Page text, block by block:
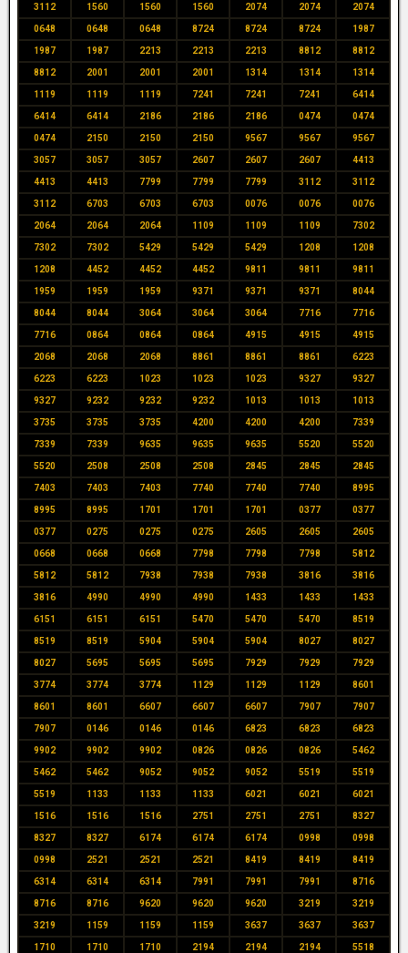
3112 1560 1560 1560 2074 2074 2074
0648 0648 0648 8724 8724 8724 1987
1987 1987 2213 2213 2213 8812 8812
8812 2001 2001 2001 1314 1314 1314
1119 1119 1119 7241 7241 7241 6414
6414 6414 2186 2186 2186 0474 0474
0474 2150 2150 2150 9567 9567 9567
3057 3057 3057 2607 2607 2607 4413
4413 4413 7799 7799 7799 3112 3112
3112 6703 6703 6703 0076 0076 0076
2064 2064 2064 1109 1109 1109 7302
7302 7302 5429 5429 5429 1208 1208
1208 4452 4452 4452 9811 9811 9811
1959 1959 1959 9371 9371 9371 8044
8044 8044 3064 3064 3064 7716 7716
7716 0864 0864 0864 4915 4915 4915
2068 2068 2068 8861 8861 8861 6223
6223 6223 1023 1023 1023 9327 9327
9327 9232 9232 9232 1013 1013 1013
3735 3735 3735 4200 4200 4200 7339
7339 7339 9635 9635 9635 5520 5520
5520 2508 2508 2508 2845 2845 2845
7403 7403 7403 7740 7740 7740 8995
8995 8995 1701 1701 1701 0377 0377
0377 0275 0275 0275 2605 2605 2605
0668 0668 0668 7798 7798 7798 5812
5812 5812 7938 7938 7938 3816 3816
3816 4990 4990 4990 1433 1433 1433
6151 6151 6151 5470 5470 5470 8519
8519 8519 5904 5904 5904 8027 8027
8027 5695 5695 5695 7929 7929 7929
3774 3774 3774 1129 1129 1129 8601
8601 8601 6607 6607 6607 7907 7907
7907 0146 0146 0146 6823 6823 6823
9902 9902 9902 0826 0826 0826 5462
5462 5462 9052 9052 9052 5519 5519
5519 1133 1133 1133 6021 6021 6021
1516 1516 1516 2751 2751 2751 8327
8327 8327 6174 6174 6174 0998 0998
0998 2521 2521 2521 8419 8419 8419
6314 6314 6314 7991 7991 7991 8716
8716 8716 9620 9620 9620 3219 3219
3219 1159 1159 1159 3637 3637 3637
1710 1710 1710 2194 2194 2194 5518